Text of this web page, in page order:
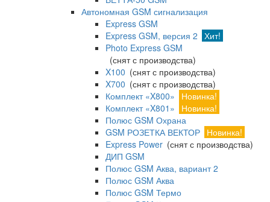
Автономная GSM сигнализация
Express GSM
Express GSM, версия 2 Хит!
Photo Express GSM
(снят с производства)
X100 (снят с производства)
X700 (снят с производства)
Комплект «X800»
Новинка!
Комплект «X801»
Новинка!
Полюс GSM Охрана
GSM РОЗЕТКА ВЕКТОР Новинка!
Express Power (снят с производства)
ДИП GSM
Полюс GSM Аква, вариант 2
Полюс GSM Аква
Полюс GSM Термо